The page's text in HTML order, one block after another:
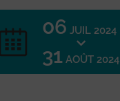
06 JUIL 2024
31 AOÛT 2024